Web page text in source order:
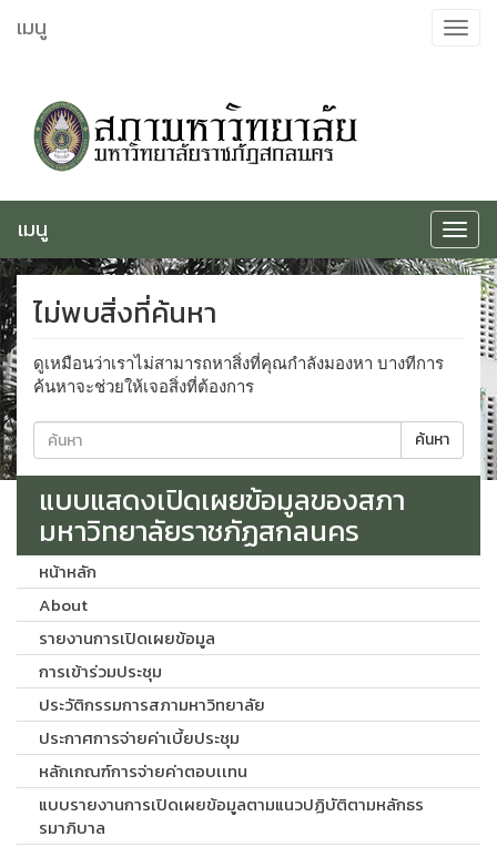
ไป
Toggle
เมนู
Toggle
เมนู
ไม่พบสิ่งที่ค้นหา
ดูเหมือนว่าเราไม่สามารถหาสิ่งที่คุณกำลังมองหา บางทีการ
ค้นหาจะช่วยให้เจอสิ่งที่ต้องการ
ค้นหา
แบบแสดงเปิดเผยข้อมูลของสภา
มหาวิทยาลัยราชภัฏสกลนคร
หน้าหลัก
About
รายงานการเปิดเผยข้อมูล
การเข้าร่วมประชุม
ประวัติกรรมการสภามหาวิทยาลัย
ประกาศการจ่ายค่าเบี้ยประชุม
หลักเกณฑ์การจ่ายค่าตอบเเทน
แบบรายงานการเปิดเผยข้อมูลตามแนวปฏิบัติตามหลักธร
รมาภิบาล